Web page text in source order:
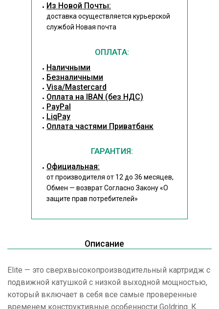
Из Новой Почты:
доставка осуществляется курьерской
службой Новая почта
ОПЛАТА:
Наличными
Безналичными
Visa/Mastercard
Оплата на IBAN (без НДС)
PayPal
LiqPay
Оплата частями Приватбанк
ГАРАНТИЯ:
Официальная:
от производителя от 12 до 36 месяцев,
Обмен — возврат Согласно Закону«О
защите прав потребителей»
Описание
Elite — это сверхвысокопроизводительный картридж с
подвижной катушкой с низкой выходной мощностью,
который включает в себя все самые проверенные
временем конструктивные особенности Goldring. К